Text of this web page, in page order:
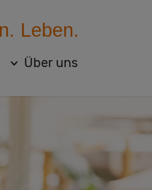
Leben.
Über uns